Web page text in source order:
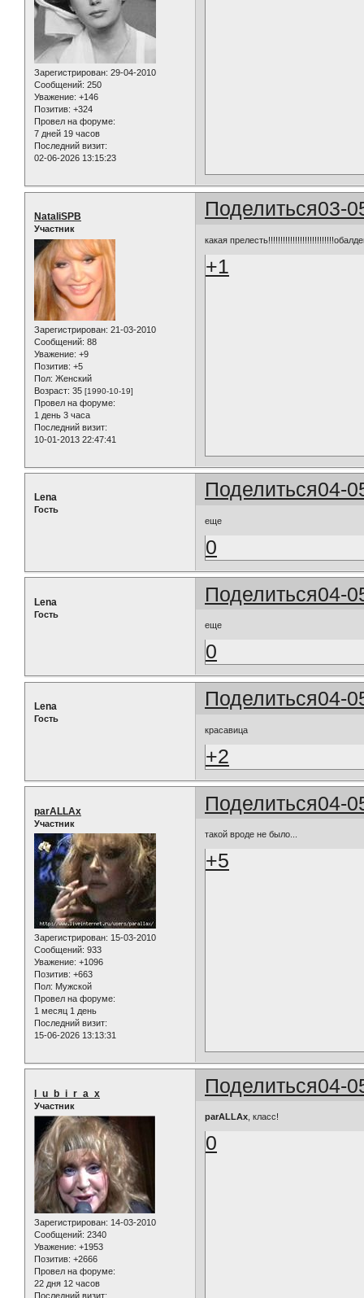
Зарегистрирован: 29-04-2010
Сообщений: 250
Уважение: +146
Позитив: +324
Провел на форуме:
7 дней 19 часов
Последний визит:
02-06-2026 13:15:23
Поделиться03-
NataliSPB
Участник
Зарегистрирован: 21-03-2010
Сообщений: 88
Уважение: +9
Позитив: +5
Пол: Женский
Возраст: 35 [1990-10-19]
Провел на форуме:
1 день 3 часа
Последний визит:
10-01-2013 22:47:41
какая
+1
Поделиться04-
Lena
Гость
еще
0
Поделиться04-
Lena
Гость
еще
0
Поделиться04-
Lena
Гость
красавица
+2
Поделиться04-
parALLAx
Участник
Зарегистрирован: 15-03-2010
Сообщений: 933
Уважение: +1096
Позитив: +663
Пол: Мужской
Провел на форуме:
1 месяц 1 день
Последний визит:
15-06-2026 13:13:31
такой вроде не было...
+5
Поделиться04-
l_u_b_i_r_a_x
Участник
Зарегистрирован: 14-03-2010
Сообщений: 2340
Уважение: +1953
Позитив: +2666
Провел на форуме:
22 дня 12 часов
Последний визит:
parALLAx, класс!
0